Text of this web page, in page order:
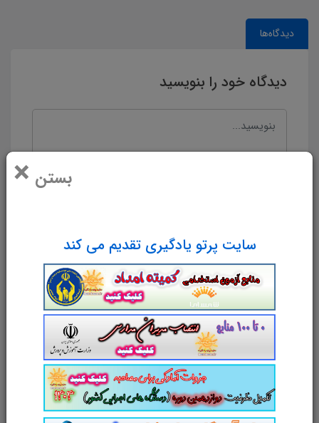
بستن ×
سایت پرتو یادگیری تقدیم می کند
دیدگاه‌ها
دیدگاه خود را بنویسید
نام و نام خانوادگی
پست الکترونیک
آدرس وب‌سایت